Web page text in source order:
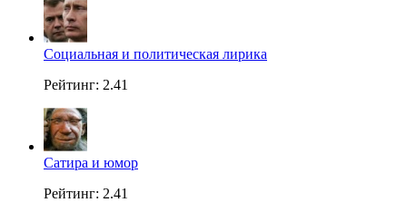
Социальная и политическая лирика
Рейтинг: 2.41
Сатира и юмор
Рейтинг: 2.41